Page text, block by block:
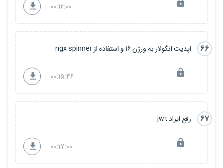
00:12:00
66 اپدیت انگولار به ورژن 16 و استفاده از ngx spinner
00:15:46
67 رفع ایراد jwt
00:17:00